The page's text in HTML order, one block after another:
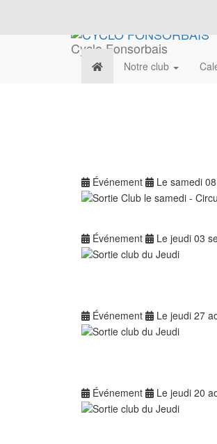
Cyclo Fonsorbais
Notre club
Événement Le samedi
Événement Le jeudi 03
Événement Le jeudi 27
Événement Le jeudi 20